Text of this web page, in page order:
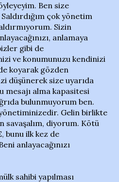
Ben size
çok yönetim
Sizin
anlamaya
gibi de
ve konumunuzu kendinizi
koyarak gözden
düşünerek size uyarıda
mesajı alma kapasitesi
bulunmuyorum ben.
Gelin birlikte
savaşalım, diyorum. Kötü
bunu ilk kez de
anlayacağınızı
sahibi yapılması